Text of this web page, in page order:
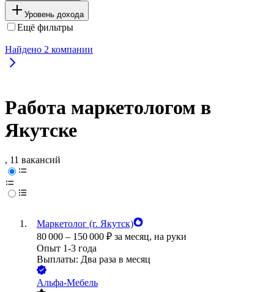
Уровень дохода
Ещё фильтры
Найдено 2 компании
Работа маркетологом в
Якутске
, 11 вакансий
Маркетолог (г. Якутск)
80 000 – 150 000 ₽ за месяц, на руки
Опыт 1-3 года
Выплаты: Два раза в месяц
Альфа-Мебель